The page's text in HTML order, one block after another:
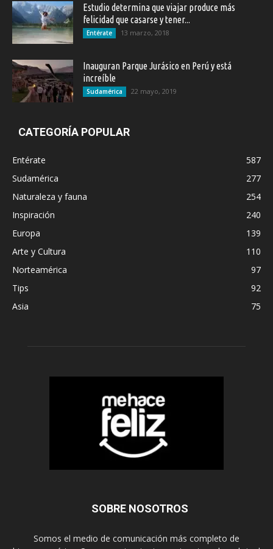
Estudio determina que viajar produce más
felicidad que casarse y tener...
Entérate 13 marzo, 2018
Inauguran Parque Jurásico en Perú y está
increíble
Sudamérica 22 mayo, 2019
CATEGORÍA POPULAR
Entérate
587
Sudamérica
277
Naturaleza y fauna
254
Inspiración
240
Europa
139
Arte y Cultura
110
Norteamérica
97
Tips
92
Asia
75
SOBRE NOSOTROS
Somos el medio de comunicación más completo de